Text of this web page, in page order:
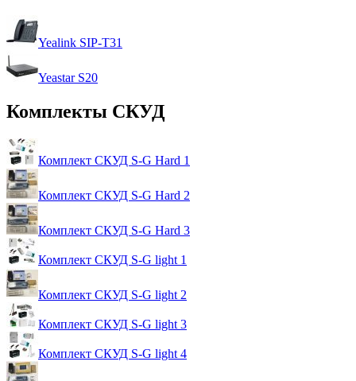
Yealink SIP-T31
Yeastar S20
Комплекты СКУД
Комплект СКУД S-G Hard 1
Комплект СКУД S-G Hard 2
Комплект СКУД S-G Hard 3
Комплект СКУД S-G light 1
Комплект СКУД S-G light 2
Комплект СКУД S-G light 3
Комплект СКУД S-G light 4